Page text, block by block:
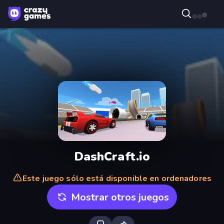
DashCraft.io
Este juego sólo está disponible en ordenadores
Mostrar otros juegos